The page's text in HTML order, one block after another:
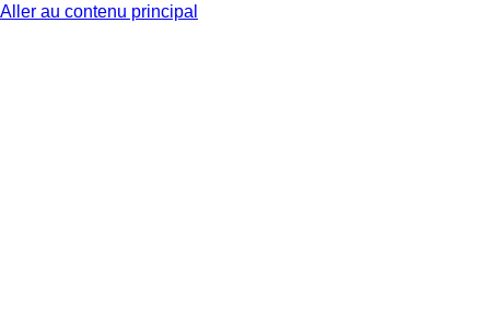
Aller au contenu principal